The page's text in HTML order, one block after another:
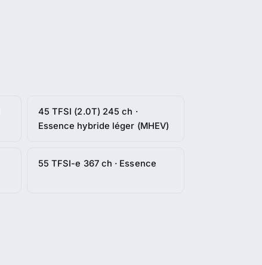
45 TFSI (2.0T) 245 ch ·
Essence hybride léger (MHEV)
55 TFSI-e 367 ch · Essence